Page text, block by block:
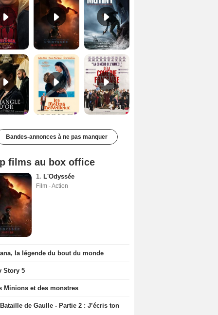
Les Matins merveilleux Bande-annonce VF De la Comédie-Française Teaser VF
Bandes-annonces à ne pas manquer
films au box office
1. L'Odyssée
Film - Action
la légende du bout du monde
Story 5
Minions et des monstres
de Gaulle - Partie 2 : J’écris ton